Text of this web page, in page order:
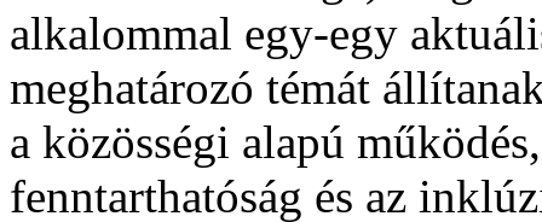
alkalommal egy-egy
meghatározó témát
a közösségi alapú
fenntarthatóság és az